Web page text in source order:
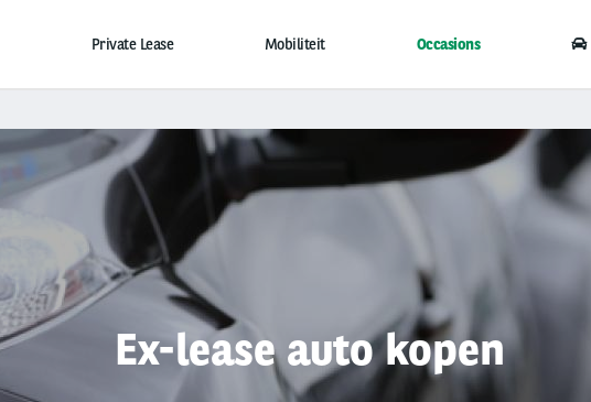
Private Lease Mobiliteit Occasions
Ex-lease auto kopen